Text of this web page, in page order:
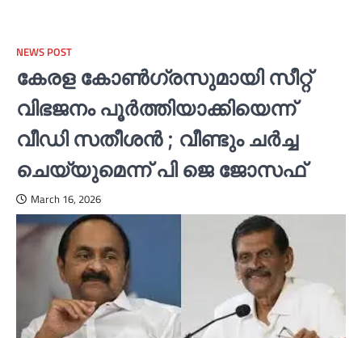
NEWS POST
കേരള കോണ്‍ഗ്രസുമായി സീറ്റ്
വിഭജനം പൂര്‍ത്തിയാക്കിയെന്ന്
വീഡി സതീശന്‍ ; വീണ്ടും ചര്‍ച്ച
ചെയ്യുമെന്ന് പി ജെ ജോസഫ്
March 16, 2026